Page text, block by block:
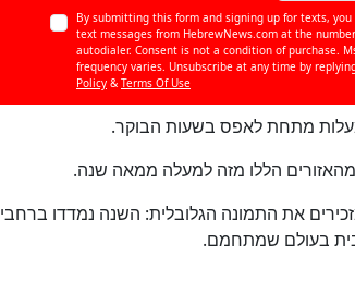
By submitting this form and signing up for texts,
text messages from HebrewNews.com at the
autodialer. Consent is not a condition of purchase.
frequency varies. Unsubscribe at any time by replying
Policy & Terms Of Use
הללו מזה למעלה ממאה שנה.
את התמונה הגלובלית: השנה נמדדו
בעולם שמתחמם.